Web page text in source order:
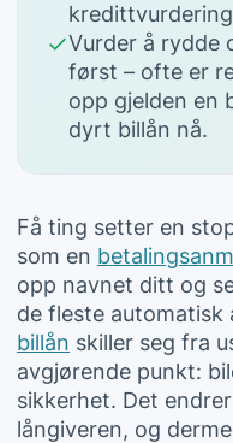
Vurder å rydde
først – ofte er
opp gjelden en
dyrt billån nå.
Få ting setter en
som en
opp navnet ditt og
de fleste automatisk
billån skiller seg fra
avgjørende punkt:
sikkerhet. Det
långiveren, og